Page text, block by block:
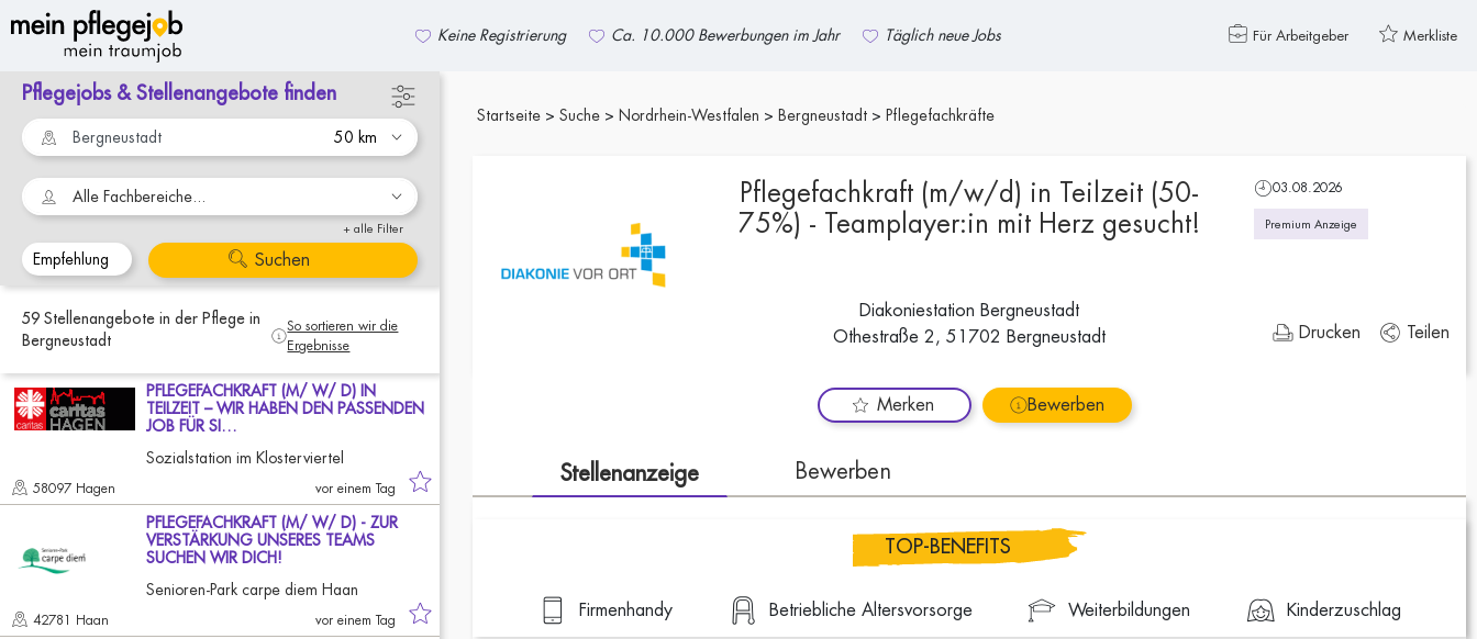
Keine Registrierung Ca. 10.000 Bewerbungen im Jahr Täglich neue Jobs Für Arbeitgeber Merkliste
zurück zur Suche
Pflegejobs & Stellenangebote finden
Alle Fachbereiche...
+ alle Filter
Suchen
59 Stellenangebote in der Pflege in
Bergneustadt
So sortieren wir die
Ergebnisse
PFLEGEFACHKRAFT (M/ W/ D) IN
TEILZEIT – WIR HABEN DEN PASSENDEN
JOB FÜR SI…
Sozialstation im Klosterviertel
58097 Hagen vor einem Tag
PFLEGEFACHKRAFT (M/ W/ D) - ZUR
VERSTÄRKUNG UNSERES TEAMS
SUCHEN WIR DICH!
Senioren-Park carpe diem Haan
42781 Haan vor einem Tag
Startseite Suche Nordrhein-Westfalen Bergneustadt Pflegefachkräfte
Pflegefachkraft (m/w/d) in Teilzeit (50-
75%) - Teamplayer:in mit Herz gesucht!
Diakoniestation Bergneustadt
Othestraße 2, 51702 Bergneustadt
03.08.2026
Premium Anzeige
Drucken Teilen
Merken Bewerben
Stellenanzeige Bewerben
TOP-BENEFITS
Firmenhandy Betriebliche Altersvorsorge Weiterbildungen Kinderzuschlag